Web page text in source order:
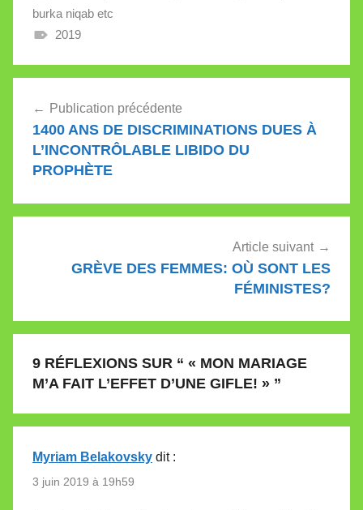
burka niqab etc
2019
de
l’article
Publication précédente
1400 ANS DE DISCRIMINATIONS DUES À
L’INCONTRÔLABLE LIBIDO DU
PROPHÈTE
Article suivant
GRÈVE DES FEMMES: OÙ SONT LES
FÉMINISTES?
9 RÉFLEXIONS SUR “ « MON MARIAGE
M’A FAIT L’EFFET D’UNE GIFLE! » ”
Myriam Belakovsky dit :
3 juin 2019 à 19h59